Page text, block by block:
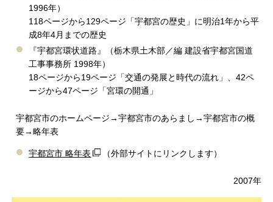
1996年）
118ページから129ページ「宇都宮の歴史」に明治1年から平
成8年4月までの歴史
『宇都宮環状道路』（栃木県土木部／編 建設省宇都宮国道
工事事務所 1998年）
18ページから19ページ「交通の発展と時代の流れ」、42ペ
ージから47ページ「宮環の開通」
宇都宮市のホームページ→宇都宮市のあらまし→宇都宮市の概
要→略年表
宇都宮市 略年表 （外部サイトにリンクします）
2007年